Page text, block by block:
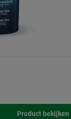
Product bekijken